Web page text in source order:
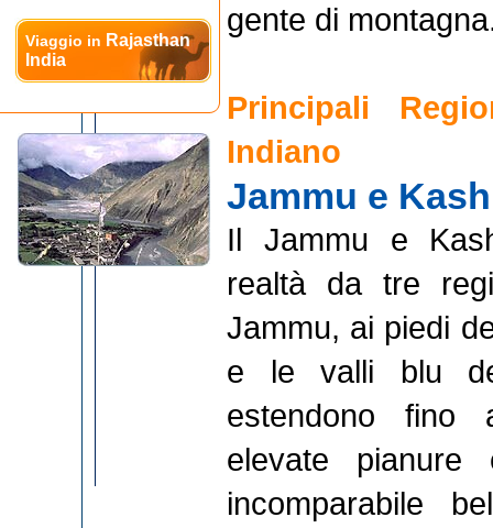
Viaggio in Rajasthan
India
gente di
Principali
Indiano
Jammu e
Il Jammu e
realtà da tre
Jammu, ai piedi
e le valli blu
estendono
elevate
incomparabile